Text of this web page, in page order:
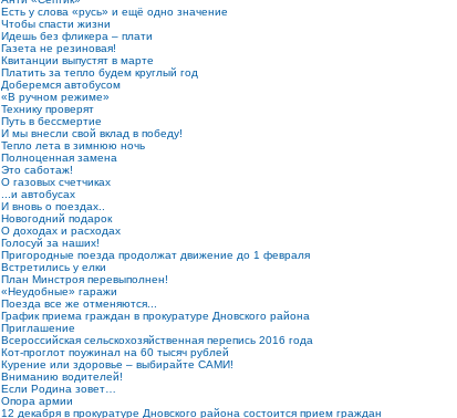
Есть у слова «русь» и ещё одно значение
Чтобы спасти жизни
Идешь без фликера – плати
Газета не резиновая!
Квитанции выпустят в марте
Платить за тепло будем круглый год
Доберемся автобусом
«В ручном режиме»
Технику проверят
Путь в бессмертие
И мы внесли свой вклад в победу!
Тепло лета в зимнюю ночь
Полноценная замена
Это саботаж!
О газовых счетчиках
...и автобусах
И вновь о поездах..
Новогодний подарок
О доходах и расходах
Голосуй за наших!
Пригородные поезда продолжат движение до 1 февраля
Встретились у елки
План Минстроя перевыполнен!
«Неудобные» гаражи
Поезда все же отменяются...
График приема граждан в прокуратуре Дновского района
Приглашение
Всероссийская сельскохозяйственная перепись 2016 года
Кот-проглот поужинал на 60 тысяч рублей
Курение или здоровье – выбирайте САМИ!
Вниманию водителей!
Если Родина зовет…
Опора армии
12 декабря в прокуратуре Дновского района состоится прием граждан